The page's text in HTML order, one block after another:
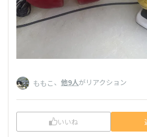
ももこ 、 他9人がリアクション
いいね